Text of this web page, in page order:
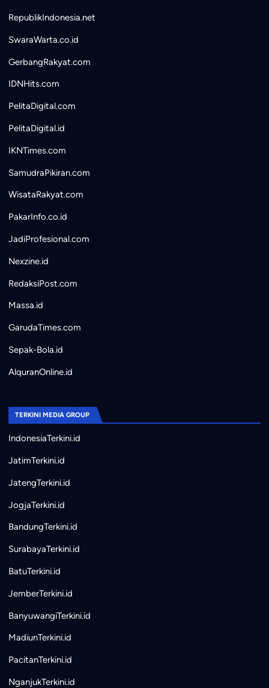
RepublikIndonesia.net
SwaraWarta.co.id
GerbangRakyat.com
IDNHits.com
PelitaDigital.com
PelitaDigital.id
IKNTimes.com
SamudraPikiran.com
WisataRakyat.com
PakarInfo.co.id
JadiProfesional.com
Nexzine.id
RedaksiPost.com
Massa.id
GarudaTimes.com
Sepak-Bola.id
AlquranOnline.id
TERKINI MEDIA GROUP
IndonesiaTerkini.id
JatimTerkini.id
JatengTerkini.id
JogjaTerkini.id
BandungTerkini.id
SurabayaTerkini.id
BatuTerkini.id
JemberTerkini.id
BanyuwangiTerkini.id
MadiunTerkini.id
PacitanTerkini.id
NganjukTerkini.id